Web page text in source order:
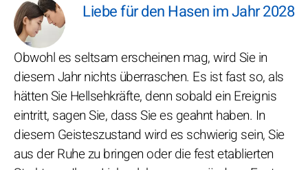
Liebe für den Hasen im Jahr 2028
Obwohl es seltsam erscheinen mag, wird Sie in
diesem Jahr nichts überraschen. Es ist fast so, als
hätten Sie Hellsehkräfte, denn sobald ein Ereignis
eintritt, sagen Sie, dass Sie es geahnt haben. In
diesem Geisteszustand wird es schwierig sein, Sie
aus der Ruhe zu bringen oder die fest etablierten